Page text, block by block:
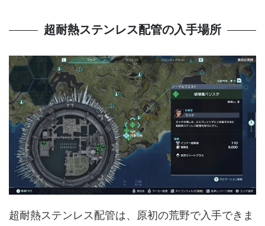
超耐熱ステンレス配管の入手場所
超耐熱ステンレス配管は、原初の荒野で入手できま